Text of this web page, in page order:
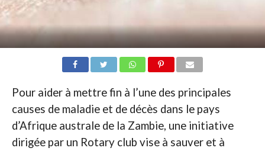
Pour aider à mettre fin à l’une des principales
causes de maladie et de décès dans le pays
d’Afrique australe de la Zambie, une initiative
dirigée par un Rotary club vise à sauver et à